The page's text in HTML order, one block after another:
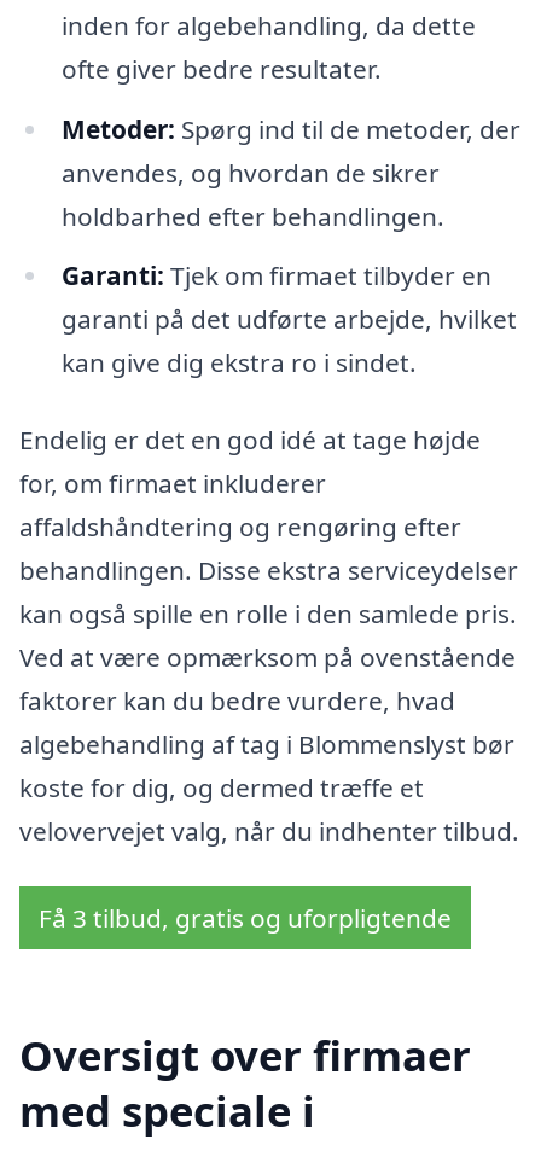
inden for algebehandling, da dette
ofte giver bedre resultater.
Metoder: Spørg ind til de metoder, der
anvendes, og hvordan de sikrer
holdbarhed efter behandlingen.
Garanti: Tjek om firmaet tilbyder en
garanti på det udførte arbejde, hvilket
kan give dig ekstra ro i sindet.
Endelig er det en god idé at tage højde
for, om firmaet inkluderer
affaldshåndtering og rengøring efter
behandlingen. Disse ekstra serviceydelser
kan også spille en rolle i den samlede pris.
Ved at være opmærksom på ovenstående
faktorer kan du bedre vurdere, hvad
algebehandling af tag i Blommenslyst bør
koste for dig, og dermed træffe et
velovervejet valg, når du indhenter tilbud.
Få 3 tilbud, gratis og uforpligtende
Oversigt over firmaer
med speciale i